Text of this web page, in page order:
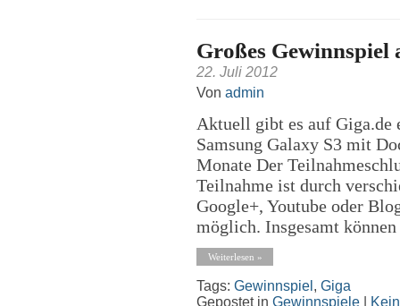
Großes Gewinnspiel
22. Juli 2012
Von admin
Aktuell gibt es auf
Samsung Galaxy S3 mit
Monate Der
Teilnahme ist durch
Google+, Youtube oder
möglich. Insgesamt
Weiterlesen »
Tags: Gewinnspiel , Giga
Gepostet in Gewinnspiele